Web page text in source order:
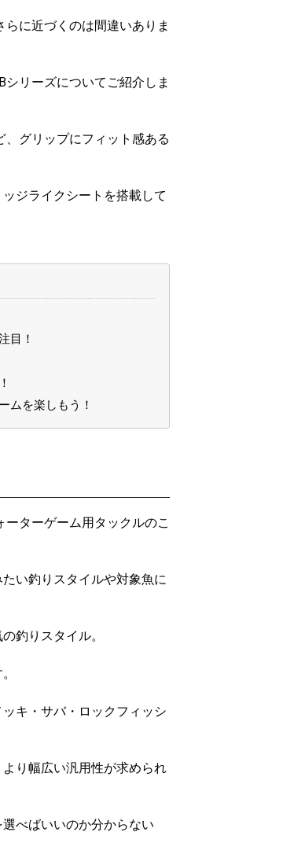
に近づくのは間違いありま
リーズについてご紹介しま
、グリップにフィット感ある
ジライクシートを搭載して
目！
ムを楽しもう！
ターゲーム用タックルのこ
い釣りスタイルや対象魚に
釣りスタイル。
キ・サバ・ロックフィッシ
り幅広い汎用性が求められ
べばいいのか分からない